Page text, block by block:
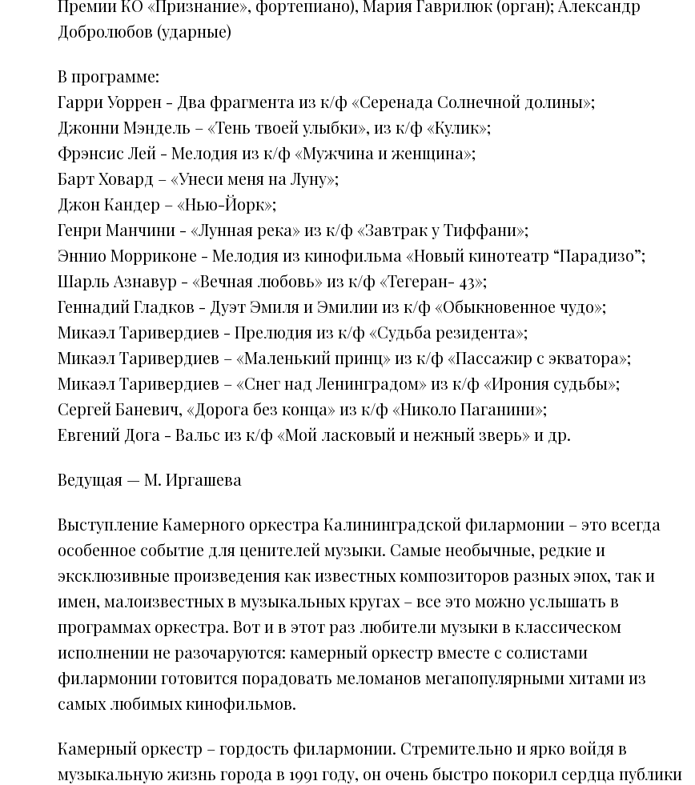
Премии КО «Признание», фортепиано), Мария Гаврилюк (орган); Александр
Добролюбов (ударные)
В программе:
Гарри Уоррен - Два фрагмента из к/ф «Серенада Солнечной долины»;
Джонни Мэндель – «Тень твоей улыбки», из к/ф «Кулик»;
Фрэнсис Лей - Мелодия из к/ф «Мужчина и женщина»;
Барт Ховард – «Унеси меня на Луну»;
Джон Кандер – «Нью-Йорк»;
Генри Манчини - «Лунная река» из к/ф «Завтрак у Тиффани»;
Эннио Морриконе - Мелодия из кинофильма «Новый кинотеатр “Парадизо”;
Шарль Азнавур - «Вечная любовь» из к/ф «Тегеран- 43»;
Геннадий Гладков - Дуэт Эмиля и Эмилии из к/ф «Обыкновенное чудо»;
Микаэл Таривердиев - Прелюдия из к/ф «Судьба резидента»;
Микаэл Таривердиев – «Маленький принц» из к/ф «Пассажир с экватора»;
Микаэл Таривердиев – «Снег над Ленинградом» из к/ф «Ирония судьбы»;
Сергей Баневич, «Дорога без конца» из к/ф «Николо Паганини»;
Евгений Дога - Вальс из к/ф «Мой ласковый и нежный зверь» и др.
Ведущая — М. Иргашева
Выступление Камерного оркестра Калининградской филармонии – это всегда
особенное событие для ценителей музыки. Самые необычные, редкие и
эксклюзивные произведения как известных композиторов разных эпох, так и
имен, малоизвестных в музыкальных кругах – все это можно услышать в
программах оркестра. Вот и в этот раз любители музыки в классическом
исполнении не разочаруются: камерный оркестр вместе с солистами
филармонии готовится порадовать меломанов мегапопулярными хитами из
самых любимых кинофильмов.
Камерный оркестр – гордость филармонии. Стремительно и ярко войдя в
музыкальную жизнь города в 1991 году, он очень быстро покорил сердца публики